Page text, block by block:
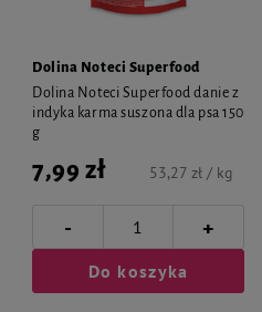
Dolina Noteci Superfood
Dolina Noteci Superfood danie z
indyka karma suszona dla psa 150
g
7,99 zł 53,27 zł / kg
- +
Do koszyka